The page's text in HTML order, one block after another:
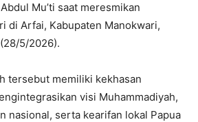
Mu’ti saat meresmikan
di Arfai, Kabupaten Manokwari,
5/2026).
tersebut memiliki kekhasan
visi Muhammadiyah,
nasional, serta kearifan lokal Papua